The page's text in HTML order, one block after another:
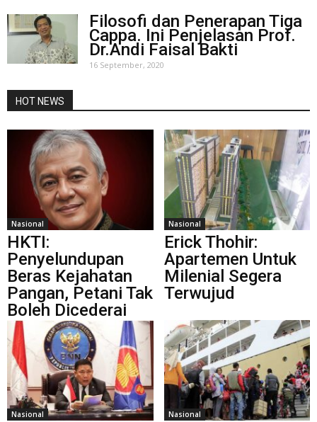
Filosofi dan Penerapan Tiga
Cappa. Ini Penjelasan Prof.
Dr.Andi Faisal Bakti
16 September, 2020
HOT NEWS
Nasional
HKTI:
Penyelundupan
Beras Kejahatan
Pangan, Petani Tak
Boleh Dicederai
Nasional
Erick Thohir:
Apartemen Untuk
Milenial Segera
Terwujud
Nasional Nasional